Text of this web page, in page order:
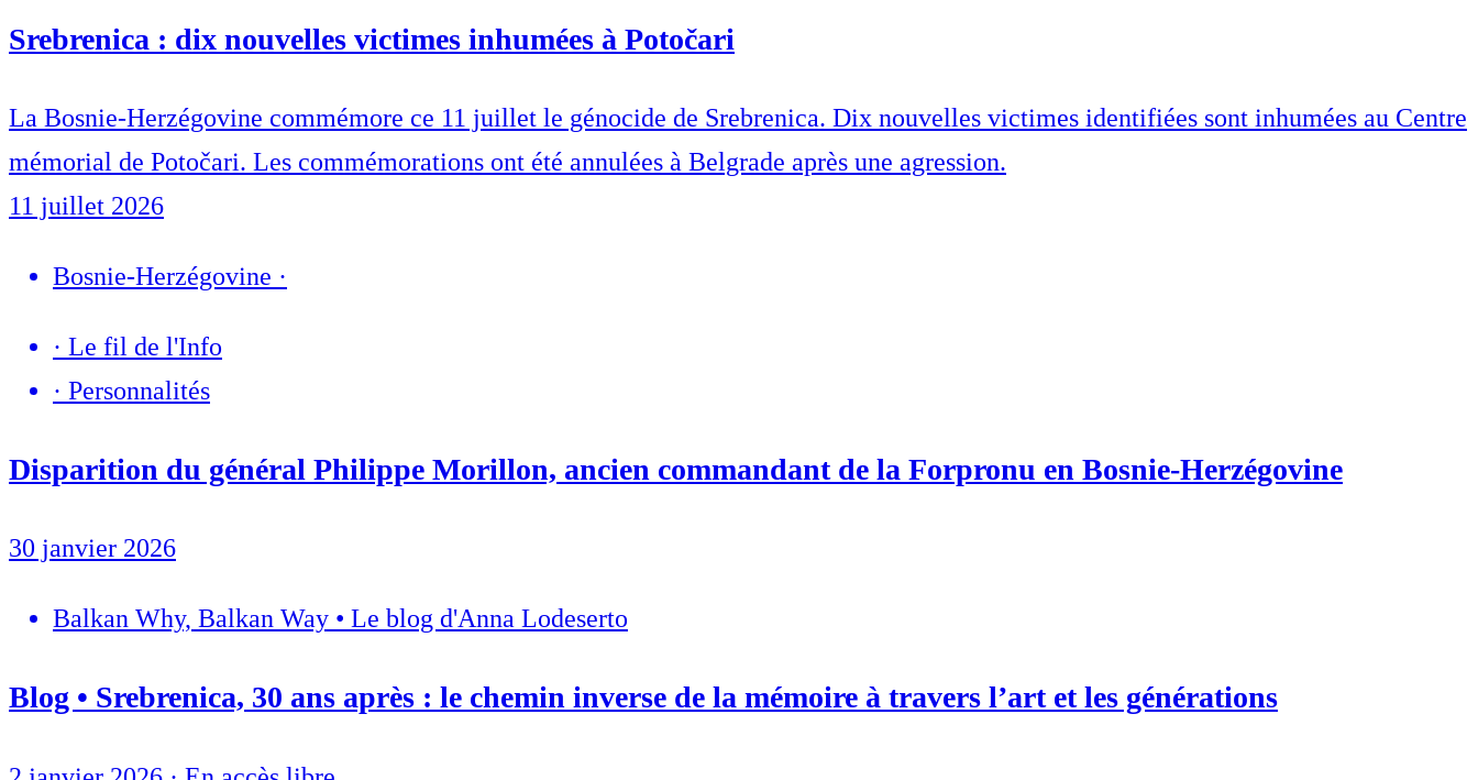
Srebrenica : dix nouvelles victimes inhumées à Potočari
La Bosnie-Herzégovine commémore ce 11 juillet le génocide de Srebrenica. Dix nouvelles victimes identifiées sont inhumées au Centre
mémorial de Potočari. Les commémorations ont été annulées à Belgrade après une agression.
11 juillet 2026
Bosnie-Herzégovine ·
· Le fil de l'Info
· Personnalités
Disparition du général Philippe Morillon, ancien commandant de la Forpronu en Bosnie-Herzégovine
30 janvier 2026
Balkan Why, Balkan Way • Le blog d'Anna Lodeserto
Blog • Srebrenica, 30 ans après : le chemin inverse de la mémoire à travers l’art et les générations